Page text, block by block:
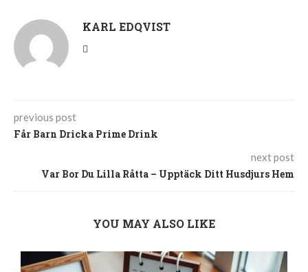
KARL EDQVIST
previous post
Får Barn Dricka Prime Drink
next post
Var Bor Du Lilla Råtta – Upptäck Ditt Husdjurs Hem
YOU MAY ALSO LIKE